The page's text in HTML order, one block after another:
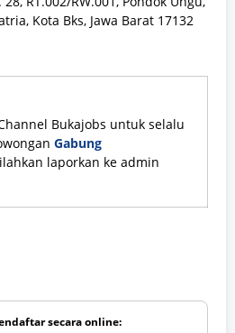
Kota Bks, Jawa Barat 17132
Bukajobs untuk selalu
Gabung
laporkan ke admin
secara online: